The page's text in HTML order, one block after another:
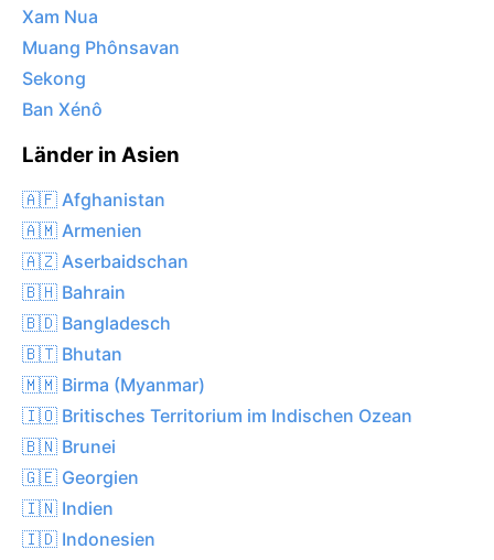
Xam Nua
Muang Phônsavan
Sekong
Ban Xénô
Länder in Asien
🇦🇫 Afghanistan
🇦🇲 Armenien
🇦🇿 Aserbaidschan
🇧🇭 Bahrain
🇧🇩 Bangladesch
🇧🇹 Bhutan
🇲🇲 Birma (Myanmar)
🇮🇴 Britisches Territorium im Indischen Ozean
🇧🇳 Brunei
🇬🇪 Georgien
🇮🇳 Indien
🇮🇩 Indonesien